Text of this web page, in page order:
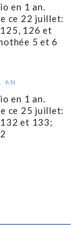
en 1 an.
ce 22 juillet:
125, 126 et
5 et 6
AN
en 1 an.
ce 25 juillet:
132 et 133;